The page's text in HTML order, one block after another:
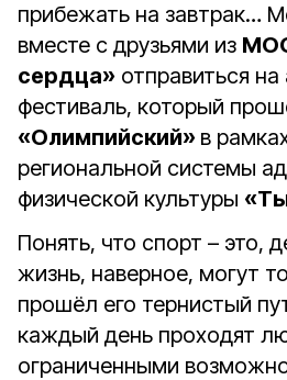
прибежать на завтрак…
вместе с друзьями из
сердца» отправиться
фестиваль, который
«Олимпийский» в
региональной системы
физической культуры
Понять, что спорт – это,
жизнь, наверное, могут
прошёл его тернистый
каждый день проходят
ограниченными